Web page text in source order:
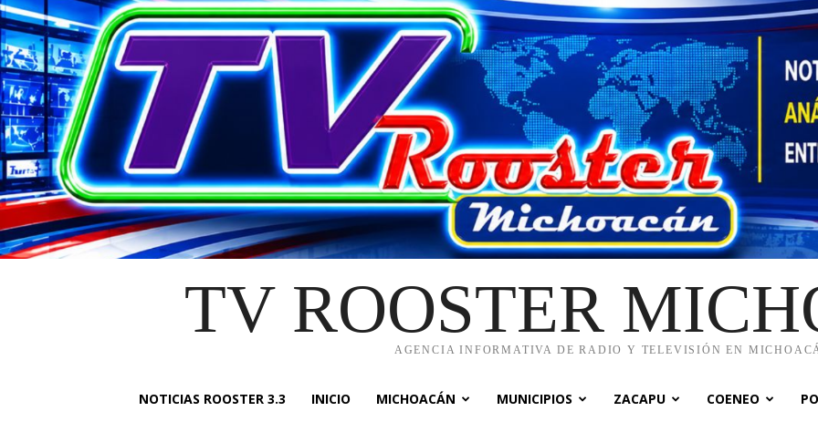
TV ROOSTER
AGENCIA INFORMATIVA DE RADIO Y TELEVISIÓN EN
NOTICIAS ROOSTER 3.3 INICIO MICHOACÁN MUNICIPIOS ZACAPU COENEO